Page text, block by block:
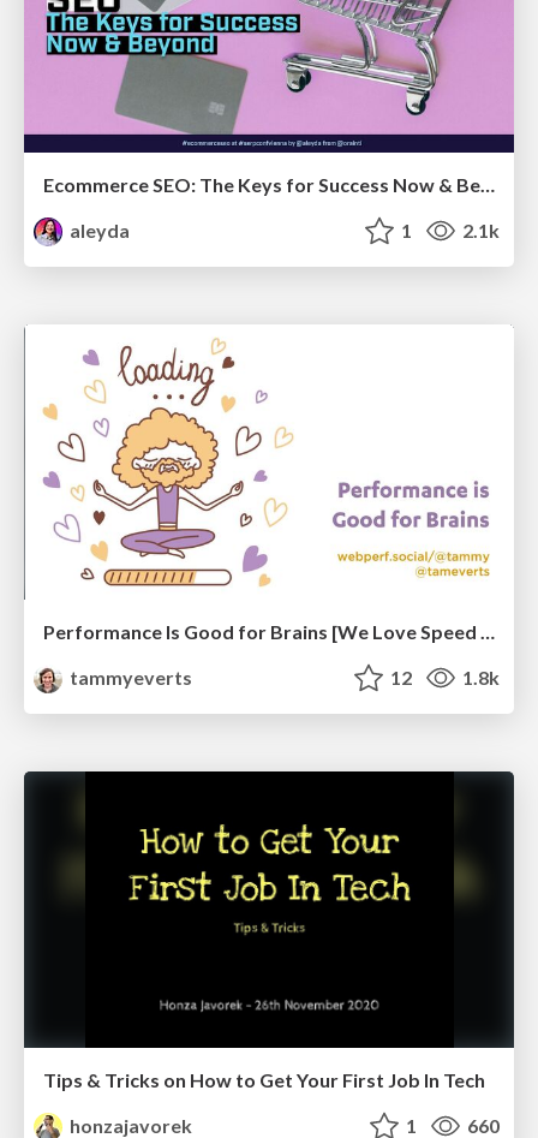
Ecommerce SEO: The Keys for Success Now & Beyond - #SERPConf2024
aleyda
1 2.1k
Performance Is Good for Brains [We Love Speed 2024]
tammyeverts
12 1.8k
Tips & Tricks on How to Get Your First Job In Tech
honzajavorek
1 660